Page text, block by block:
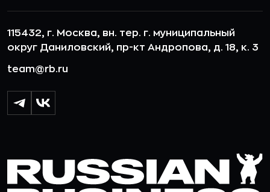
115432, г. Москва, вн. тер. г. муниципальный
округ Даниловский, пр-кт Андропова, д. 18, к. 3
team@rb.ru